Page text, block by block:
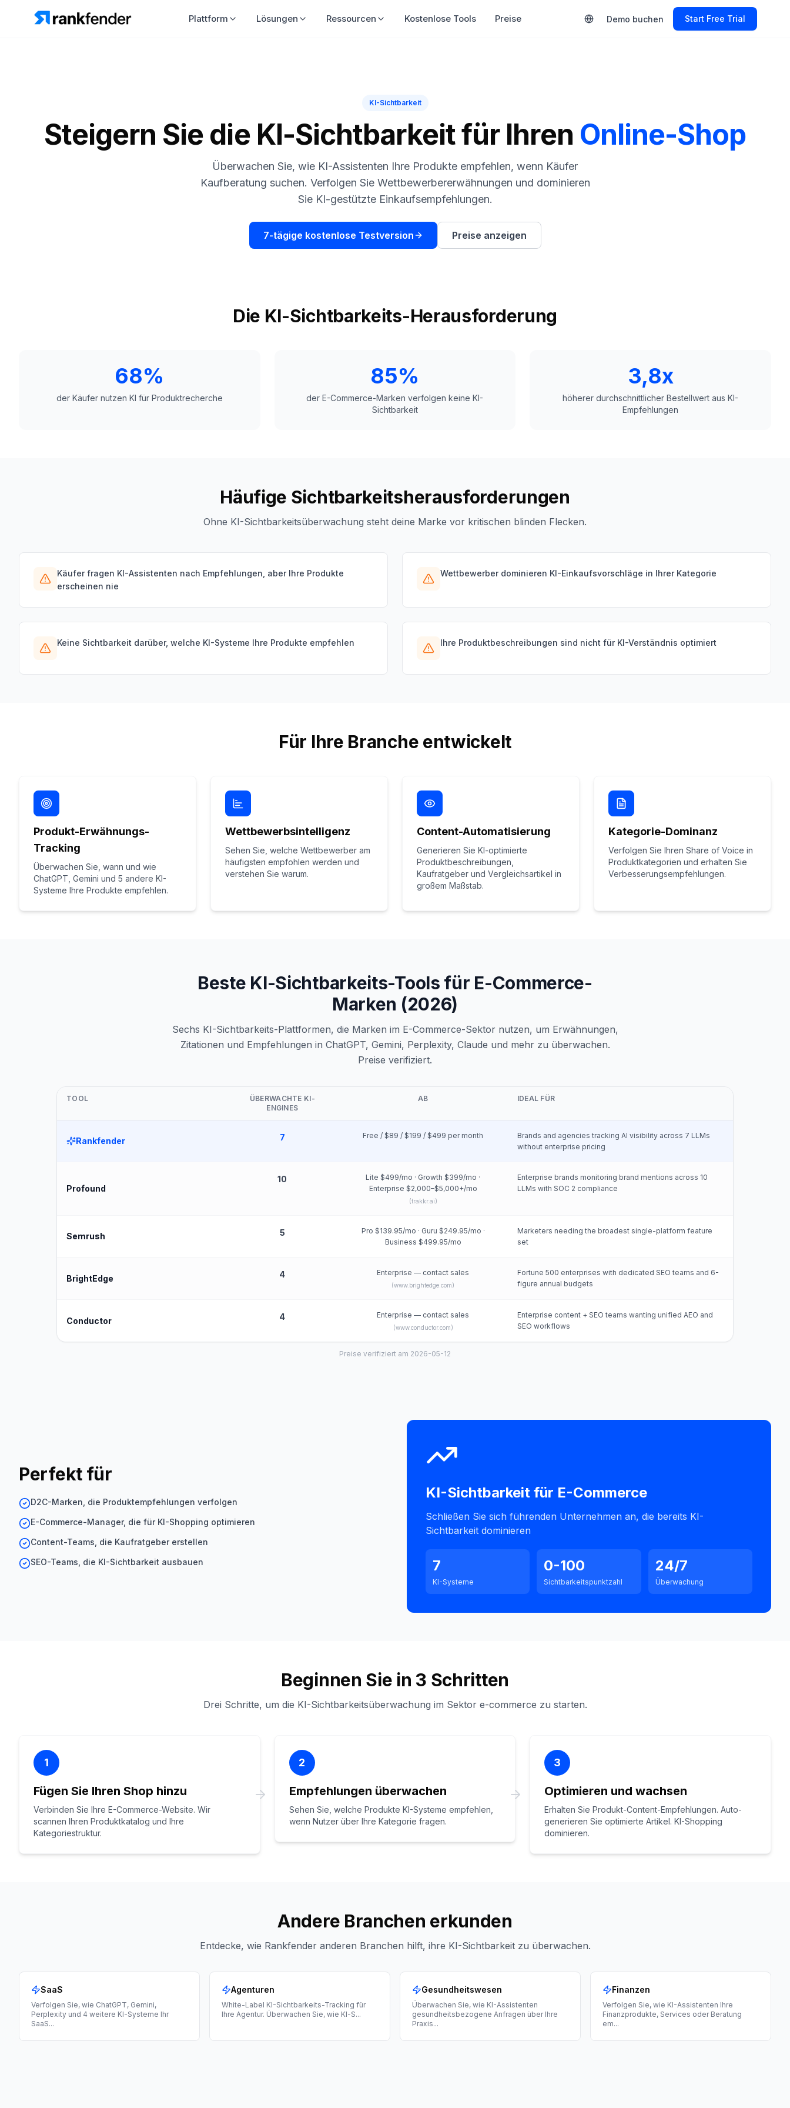
Plattform Lösungen Ressourcen Kostenlose Tools Preise Demo buchen Start Free Trial
KI-Sichtbarkeit
Steigern Sie die KI-Sichtbarkeit für Ihren Online-Shop
Überwachen Sie, wie KI-Assistenten Ihre Produkte empfehlen, wenn Käufer
Kaufberatung suchen. Verfolgen Sie Wettbewerbererwähnungen und dominieren
Sie KI-gestützte Einkaufsempfehlungen.
7-tägige kostenlose Testversion Preise anzeigen
Die KI-Sichtbarkeits-Herausforderung
68%
der Käufer nutzen KI für Produktrecherche
85%
der E-Commerce-Marken verfolgen keine KI-
Sichtbarkeit
3,8x
höherer durchschnittlicher Bestellwert aus KI-
Empfehlungen
Häufige Sichtbarkeitsherausforderungen
Ohne KI-Sichtbarkeitsüberwachung steht deine Marke vor kritischen blinden Flecken.
Käufer fragen KI-Assistenten nach Empfehlungen, aber Ihre Produkte
erscheinen nie
Wettbewerber dominieren KI-Einkaufsvorschläge in Ihrer Kategorie
Keine Sichtbarkeit darüber, welche KI-Systeme Ihre Produkte empfehlen Ihre Produktbeschreibungen sind nicht für KI-Verständnis optimiert
Für Ihre Branche entwickelt
Produkt-Erwähnungs-
Tracking
Überwachen Sie, wann und wie
ChatGPT, Gemini und 5 andere KI-
Systeme Ihre Produkte empfehlen.
Wettbewerbsintelligenz
Sehen Sie, welche Wettbewerber am
häufigsten empfohlen werden und
verstehen Sie warum.
Content-Automatisierung
Generieren Sie KI-optimierte
Produktbeschreibungen,
Kaufratgeber und Vergleichsartikel in
großem Maßstab.
Kategorie-Dominanz
Verfolgen Sie Ihren Share of Voice in
Produktkategorien und erhalten Sie
Verbesserungsempfehlungen.
Beste KI-Sichtbarkeits-Tools für E-Commerce-
Marken (2026)
Sechs KI-Sichtbarkeits-Plattformen, die Marken im E-Commerce-Sektor nutzen, um Erwähnungen,
Zitationen und Empfehlungen in ChatGPT, Gemini, Perplexity, Claude und mehr zu überwachen.
Preise verifiziert.
TOOL
ÜBERWACHTE KI-
ENGINES
AB IDEAL FÜR
Rankfender 7 Free / $89 / $199 / $499 per month
Brands and agencies tracking AI visibility across 7 LLMs
without enterprise pricing
Profound
10
Lite $499/mo · Growth $399/mo ·
Enterprise $2,000–$5,000+/mo
(trakkr.ai)
Enterprise brands monitoring brand mentions across 10
LLMs with SOC 2 compliance
Semrush 5
Pro $139.95/mo · Guru $249.95/mo ·
Business $499.95/mo
Marketers needing the broadest single-platform feature
set
BrightEdge 4 Enterprise — contact sales
(www.brightedge.com)
Fortune 500 enterprises with dedicated SEO teams and 6-
figure annual budgets
Conductor 4 Enterprise — contact sales
(www.conductor.com)
Enterprise content + SEO teams wanting unified AEO and
SEO workflows
Preise verifiziert am 2026-05-12
Perfekt für
D2C-Marken, die Produktempfehlungen verfolgen
E-Commerce-Manager, die für KI-Shopping optimieren
Content-Teams, die Kaufratgeber erstellen
SEO-Teams, die KI-Sichtbarkeit ausbauen
KI-Sichtbarkeit für E-Commerce
Schließen Sie sich führenden Unternehmen an, die bereits KI-
Sichtbarkeit dominieren
7
KI-Systeme
0-100
Sichtbarkeitspunktzahl
24/7
Überwachung
Beginnen Sie in 3 Schritten
Drei Schritte, um die KI-Sichtbarkeitsüberwachung im Sektor e-commerce zu starten.
1
Fügen Sie Ihren Shop hinzu
Verbinden Sie Ihre E-Commerce-Website. Wir
scannen Ihren Produktkatalog und Ihre
Kategoriestruktur.
2
Empfehlungen überwachen
Sehen Sie, welche Produkte KI-Systeme empfehlen,
wenn Nutzer über Ihre Kategorie fragen.
3
Optimieren und wachsen
Erhalten Sie Produkt-Content-Empfehlungen. Auto-
generieren Sie optimierte Artikel. KI-Shopping
dominieren.
Andere Branchen erkunden
Entdecke, wie Rankfender anderen Branchen hilft, ihre KI-Sichtbarkeit zu überwachen.
SaaS
Verfolgen Sie, wie ChatGPT, Gemini,
Perplexity und 4 weitere KI-Systeme Ihr
SaaS...
Agenturen
White-Label KI-Sichtbarkeits-Tracking für
Ihre Agentur. Überwachen Sie, wie KI-S...
Gesundheitswesen
Überwachen Sie, wie KI-Assistenten
gesundheitsbezogene Anfragen über Ihre
Praxis...
Finanzen
Verfolgen Sie, wie KI-Assistenten Ihre
Finanzprodukte, Services oder Beratung
em...